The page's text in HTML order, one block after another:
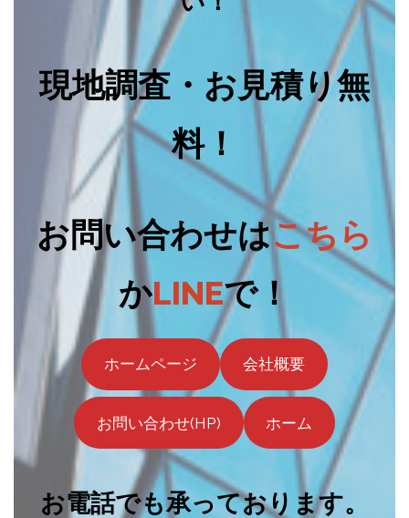
現地調査・お見積り無
料！
お問い合わせはこちら
かLINEで！
ホームページ 会社概要
お問い合わせ(HP) ホーム
お電話でも承っております。